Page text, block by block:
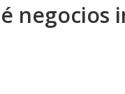
negocios